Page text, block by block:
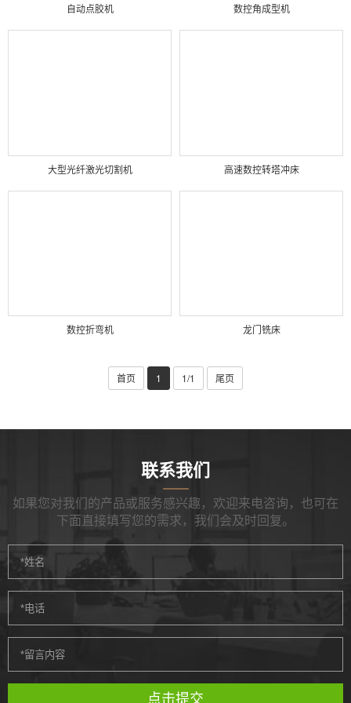
自动点胶机 数控角成型机
大型光纤激光切割机 高速数控转塔冲床
数控折弯机 龙门铣床
首页 1 1/1 尾页
联系我们
如果您对我们的产品或服务感兴趣，欢迎来电咨询，也可在
下面直接填写您的需求，我们会及时回复。
点击提交